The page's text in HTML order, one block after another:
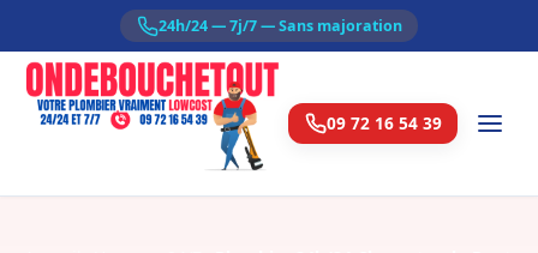
24h/24 — 7j/7 — Sans majoration
09 72 16 54 39